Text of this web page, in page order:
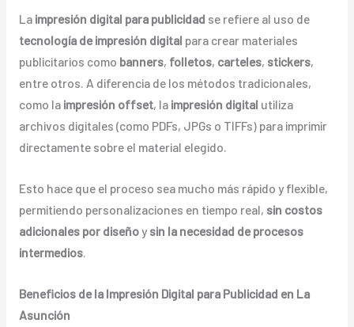
La impresión digital para publicidad se refiere al uso de
tecnología de impresión digital para crear materiales
publicitarios como banners, folletos, carteles, stickers,
entre otros. A diferencia de los métodos tradicionales,
como la impresión offset, la impresión digital utiliza
archivos digitales (como PDFs, JPGs o TIFFs) para imprimir
directamente sobre el material elegido.
Esto hace que el proceso sea mucho más rápido y flexible,
permitiendo personalizaciones en tiempo real, sin costos
adicionales por diseñoy sin la necesidad de procesos
intermedios.
Beneficios de la Impresión Digital para Publicidad en La
Asunción